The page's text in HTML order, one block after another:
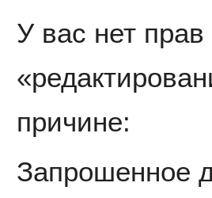
У вас нет
причине:
Запрошенное